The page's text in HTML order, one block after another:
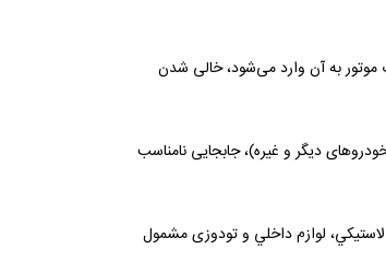
موتور به آن وارد می‌شود، خالی شدن
دیگر و غیره)، جابجایی نامناسب
لاستيكي، لوازم داخلي و تودوزی مشمول